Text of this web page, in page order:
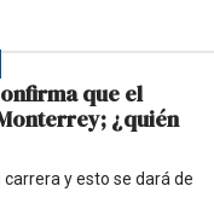
que el
¿quién
carrera y esto se dará de